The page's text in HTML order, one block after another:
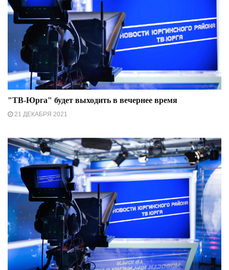
"ТВ-Юрга" будет выходить в вечернее время
21 ДЕКАБРЯ 2021